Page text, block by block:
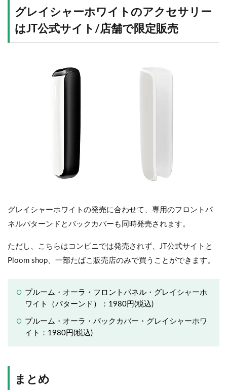
グレイシャーホワイトのアクセサリー
はJT公式サイト/店舗で限定販売
グレイシャーホワイトの発売に合わせて、専用のフロントパ
ネルパターンドとバックカバーも同時発売されます。
ただし、こちらはコンビニでは発売されず、JT公式サイトと
Ploom shop、一部たばこ販売店のみで買うことができます。
プルーム・オーラ・フロントパネル・グレイシャーホ
ワイト（パターンド）：1980円(税込)
プルーム・オーラ・バックカバー・グレイシャーホワ
イト：1980円(税込)
まとめ